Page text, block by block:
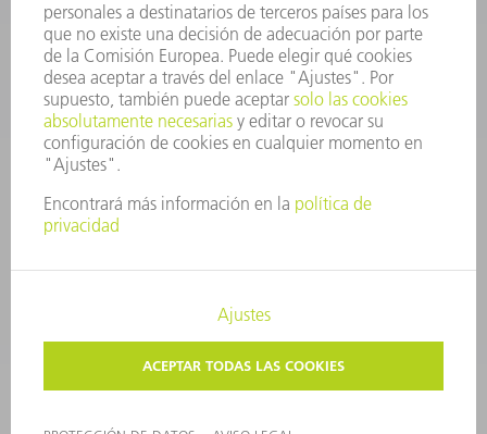
Departamento de Utillaje
+34 91 657 36 69
Lunes a Jueves de 8h – 18h
Viernes de 8h – 17h
utillaje@trumpf.com
AVISO LEGAL
PROTECCIÓN DE DATOS
COPYRIGHT Y MARCA REGISTRADA
CONDICIONES DE USO